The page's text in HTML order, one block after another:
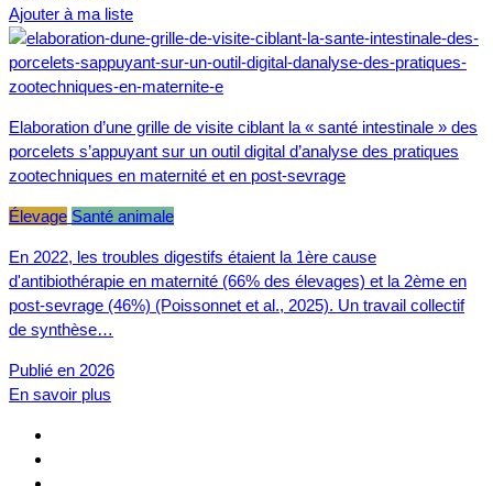
Ajouter à ma liste
Elaboration d’une grille de visite ciblant la « santé intestinale » des
porcelets s’appuyant sur un outil digital d’analyse des pratiques
zootechniques en maternité et en post-sevrage
Élevage Santé animale
En 2022, les troubles digestifs étaient la 1ère cause
d'antibiothérapie en maternité (66% des élevages) et la 2ème en
post-sevrage (46%) (Poissonnet et al., 2025). Un travail collectif
de synthèse…
Publié en 2026
En savoir plus